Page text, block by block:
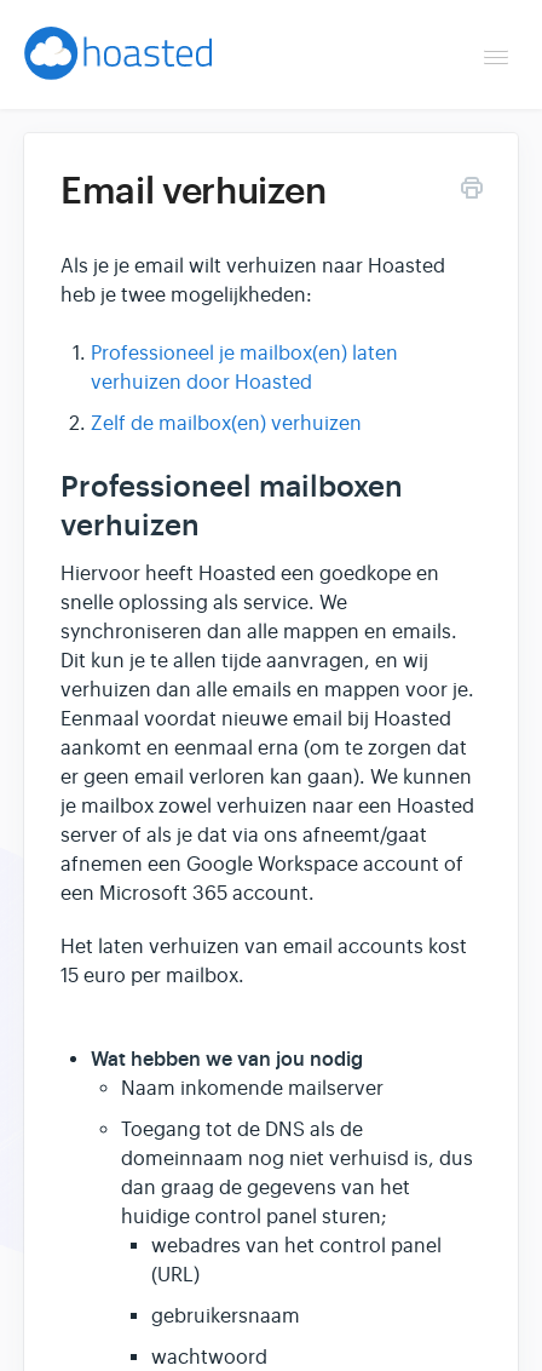
Helpdesk
Optimaliseren & debuggen
Contact
Email verhuizen
Als je je email wilt verhuizen naar Hoasted
heb je twee mogelijkheden:
Professioneel je mailbox(en) laten
verhuizen door Hoasted
Zelf de mailbox(en) verhuizen
Professioneel mailboxen
verhuizen
Hiervoor heeft Hoasted een goedkope en
snelle oplossing als service. We
synchroniseren dan alle mappen en emails.
Dit kun je te allen tijde aanvragen, en wij
verhuizen dan alle emails en mappen voor je.
Eenmaal voordat nieuwe email bij Hoasted
aankomt en eenmaal erna (om te zorgen dat
er geen email verloren kan gaan). We kunnen
je mailbox zowel verhuizen naar een Hoasted
server of als je dat via ons afneemt/gaat
afnemen een Google Workspace account of
een Microsoft 365 account.
Het laten verhuizen van email accounts kost
15 euro per mailbox.
Wat hebben we van jou nodig
Naam inkomende mailserver
Toegang tot de DNS als de
domeinnaam nog niet verhuisd is, dus
dan graag de gegevens van het
huidige control panel sturen;
webadres van het control panel
(URL)
gebruikersnaam
wachtwoord